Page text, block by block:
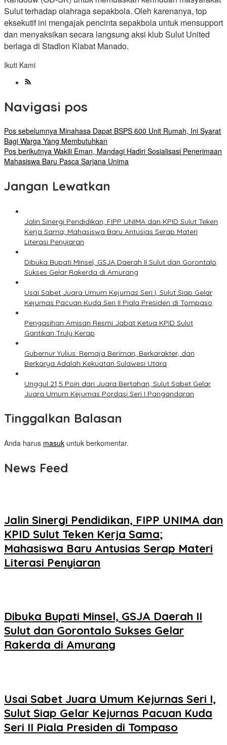
Sulut terhadap olahraga sepakbola. Oleh karenanya, top
eksekutif ini mengajak pencinta sepakbola untuk mensupport
dan menyaksikan secara langsung aksi klub Sulut United
berlaga di Stadion Klabat Manado.
Ikuti Kami
Navigasi pos
Pos sebelumnya Minahasa Dapat BSPS 600 Unit Rumah, Ini Syarat
Bagi Warga Yang Membutuhkan
Pos berikutnya Wakili Eman, Mandagi Hadiri Sosialisasi Penerimaan
Mahasiswa Baru Pasca Sarjana Unima
Jangan Lewatkan
Jalin Sinergi Pendidikan, FIPP UNIMA dan KPID Sulut Teken
Kerja Sama; Mahasiswa Baru Antusias Serap Materi
Literasi Penyiaran
Dibuka Bupati Minsel, GSJA Daerah II Sulut dan Gorontalo
Sukses Gelar Rakerda di Amurang
Usai Sabet Juara Umum Kejurnas Seri I, Sulut Siap Gelar
Kejurnas Pacuan Kuda Seri II Piala Presiden di Tompaso
Pengasihan Amisan Resmi Jabat Ketua KPID Sulut
Gantikan Truly Kerap
Gubernur Yulius: Remaja Beriman, Berkarakter, dan
Berkarya Adalah Kekuatan Sulawesi Utara
Unggul 21,5 Poin dari Juara Bertahan, Sulut Sabet Gelar
Juara Umum Kejurnas Pordasi Seri I Pangandaran
Tinggalkan Balasan
Anda harus masuk untuk berkomentar.
News Feed
Jalin Sinergi Pendidikan, FIPP UNIMA dan
KPID Sulut Teken Kerja Sama;
Mahasiswa Baru Antusias Serap Materi
Literasi Penyiaran
Dibuka Bupati Minsel, GSJA Daerah II
Sulut dan Gorontalo Sukses Gelar
Rakerda di Amurang
Usai Sabet Juara Umum Kejurnas Seri I,
Sulut Siap Gelar Kejurnas Pacuan Kuda
Seri II Piala Presiden di Tompaso